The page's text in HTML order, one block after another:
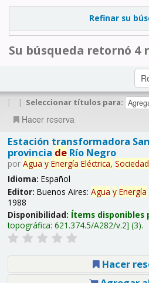
Refinar su
Su búsqueda retornó 4
| | Seleccionar títulos para:
Hacer reserva
Estación transformadora
provincia deRío Negro
por Agua y Energía Eléctrica, Sociedad
Idioma: Español
Editor: Buenos Aires: Agua y Energía
1988
Disponibilidad: Ítems disponibles
topográfica: 621.374.5/A282/v.2 (3).
Hacer